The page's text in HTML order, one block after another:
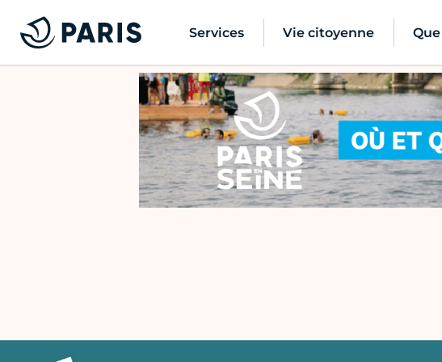
Services Vie citoyenne